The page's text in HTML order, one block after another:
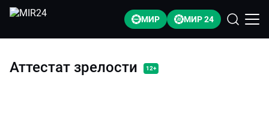
МИР МИР 24
Аттестат зрелости 12+